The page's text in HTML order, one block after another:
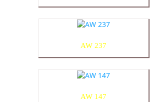
AW 237
AW 147